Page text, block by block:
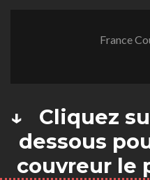
France
↓ Cliquez
dessous
couvreur le